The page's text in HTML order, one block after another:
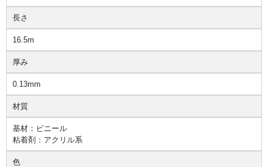
長さ
16.5m
厚み
0.13mm
材質
基材：ビニール
粘着剤：アクリル系
色